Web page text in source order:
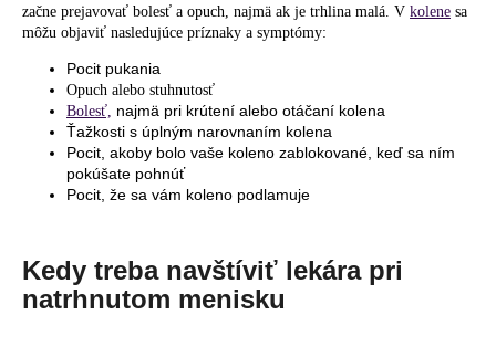
začne prejavovať bolesť a opuch, najmä ak je trhlina malá. V kolene sa
môžu objaviť nasledujúce príznaky a symptómy:
Pocit pukania
Opuch alebo stuhnutosť
Bolesť, najmä pri krútení alebo otáčaní kolena
Ťažkosti s úplným narovnaním kolena
Pocit, akoby bolo vaše koleno zablokované, keď sa ním
pokúšate pohnúť
Pocit, že sa vám koleno podlamuje
Kedy treba navštíviť lekára pri
natrhnutom menisku